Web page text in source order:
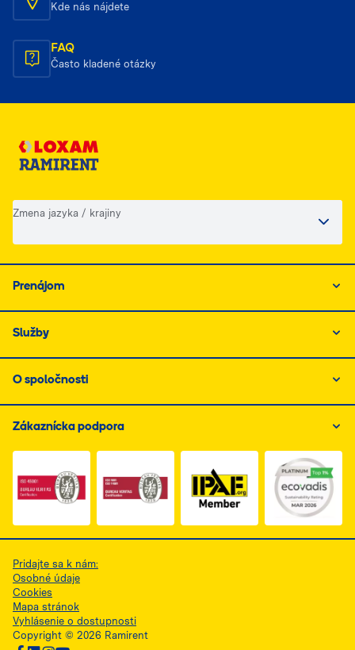
Kde nás nájdete
FAQ
Často kladené otázky
Zmena jazyka / krajiny
Prenájom
Služby
O spoločnosti
Zákaznícka podpora
Link do dokumentu PDF z certyfikatem ISO 1, otwiera
Link do dokumentu PDF z
Link do dokumentu
Pridajte sa k nám:
Osobné údaje
Cookies
Mapa stránok
Vyhlásenie o dostupnosti
Copyright © 2026 Ramirent